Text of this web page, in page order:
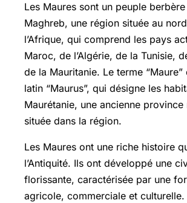
Les Maures sont un peuple
Maghreb, une région située au
l’Afrique, qui comprend les pays
Maroc, de l’Algérie, de la Tunisie,
de la Mauritanie. Le terme
latin “Maurus”, qui désigne les
Maurétanie, une ancienne province
située dans la région.
Les Maures ont une riche histoire
l’Antiquité. Ils ont développé une
florissante, caractérisée par une
agricole, commerciale et culturelle.